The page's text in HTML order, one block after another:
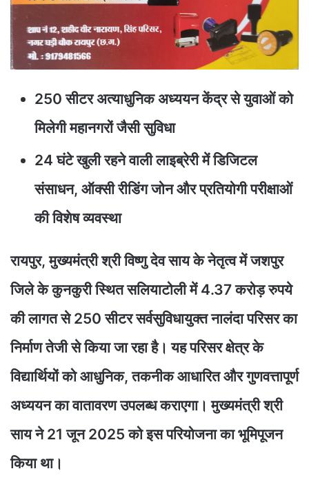
250 सीटर अत्याधुनिक अध्ययन केंद्र से युवाओं को
मिलेगी महानगरों जैसी सुविधा
24 घंटे खुली रहने वाली लाइब्रेरी में डिजिटल
संसाधन, ऑक्सी रीडिंग जोन और प्रतियोगी परीक्षाओं
की विशेष व्यवस्था
रायपुर, मुख्यमंत्री श्री विष्णु देव साय के नेतृत्व में जशपुर
जिले के कुनकुरी स्थित सलियाटोली में 4.37 करोड़ रुपये
की लागत से 250 सीटर सर्वसुविधायुक्त नालंदा परिसर का
निर्माण तेजी से किया जा रहा है। यह परिसर क्षेत्र के
विद्यार्थियों को आधुनिक, तकनीक आधारित और गुणवत्तापूर्ण
अध्ययन का वातावरण उपलब्ध कराएगा। मुख्यमंत्री श्री
साय ने 21 जून 2025 को इस परियोजना का भूमिपूजन
किया था।